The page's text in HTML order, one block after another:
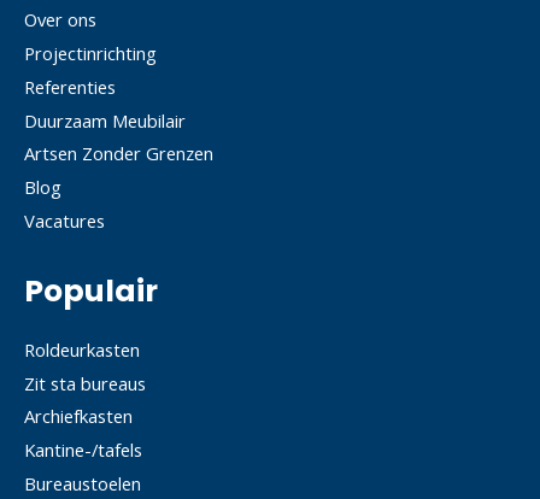
Over ons
Projectinrichting
Referenties
Duurzaam Meubilair
Artsen Zonder Grenzen
Blog
Vacatures
Populair
Roldeurkasten
Zit sta bureaus
Archiefkasten
Kantine-/tafels
Bureaustoelen